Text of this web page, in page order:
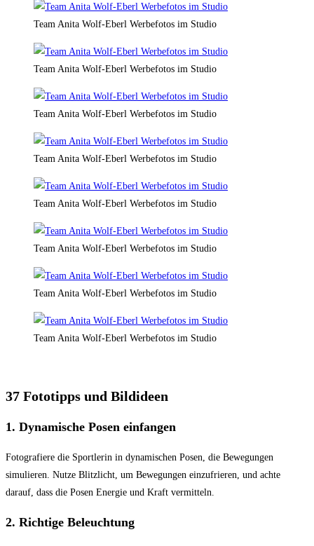
Team Anita Wolf-Eberl Werbefotos im Studio
Team Anita Wolf-Eberl Werbefotos im Studio
Team Anita Wolf-Eberl Werbefotos im Studio
Team Anita Wolf-Eberl Werbefotos im Studio
Team Anita Wolf-Eberl Werbefotos im Studio
Team Anita Wolf-Eberl Werbefotos im Studio
Team Anita Wolf-Eberl Werbefotos im Studio
Team Anita Wolf-Eberl Werbefotos im Studio
37 Fototipps und Bildideen
1. Dynamische Posen einfangen
Fotografiere die Sportlerin in dynamischen Posen, die Bewegungen
simulieren. Nutze Blitzlicht, um Bewegungen einzufrieren, und achte
darauf, dass die Posen Energie und Kraft vermitteln.
2. Richtige Beleuchtung